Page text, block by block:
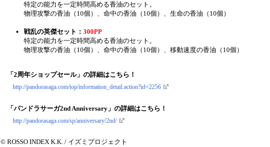
特定の能力を一定時間高める香油のセット。
物理攻撃の香油（10個）、命中の香油（10個）、生命の香油（10個）
戦乱の英傑セット： 300PP
特定の能力を一定時間高める香油のセット。
物理攻撃の香油（10個）、命中の香油（10個）、移動速度の香油（10個）
「2周年ショップセール」の詳細はこちら！
http://pandorasaga.com/top/information_detail.action?id=2256
「パンドラサーガ2nd Anniversary」の詳細はこちら！
http://pandorasaga.com/sp/anniversary/2nd/
© ROSSO INDEX K.K. / イズミプロジェクト